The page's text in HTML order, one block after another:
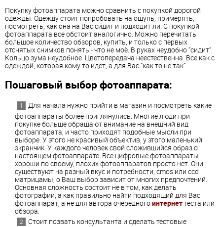
Покупку фотоаппарата можно сравнить с покупкой дорогой
одежды. Одежду стоит попробовать на ощупь, примерять,
посмотреть, как она на Вас сидит и подходит ли. С покупкой
фотоаппарата все обстоит аналогично. Можно перечитать
большое количество обзоров, купить, и только с первых
отснятых снимков понять - что не моё. В руках неудобно “сидит”.
Кольцо зума неудобное. Цветопередача неестественна. Все как с
одеждой, которая кому то идет, а для Вас “как то не так”.
Пошаговый выбор фотоаппарата:
Для начала нужно прийти в магазин и посмотреть какие
фотоаппараты более приглянулись. Многие люди при
покупке больше обращают внимание на внешний вид
фотоаппарата, и часто приходят подобные мысли при
выборе. У этого не красивый объектив, у этого маленький
экранчик. У каждого человек свой сложившийся образ о
настоящем фотоаппарате. Все цифровые фотоаппараты
хороши по своему, плохих фотоаппаратов просто нет. Они
существуют на разный вкус и потребности, cmos или ccd
матрицамы, о Ваш выбор зависит от многих предпочтений.
Основная сложность состоит не в том, как делать
фотографии, а как правильно найти подходящий для Вас
фотоаппарат, а не для автора очередногоинтернеттеста или
обзора.
Стоит позвать консультанта и сделать тестовые